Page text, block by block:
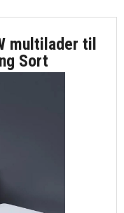
multilader til
Sort